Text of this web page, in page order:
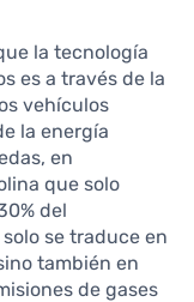
la tecnología
es a través de la
vehículos
la energía
en
que solo
del
se traduce en
también en
de gases